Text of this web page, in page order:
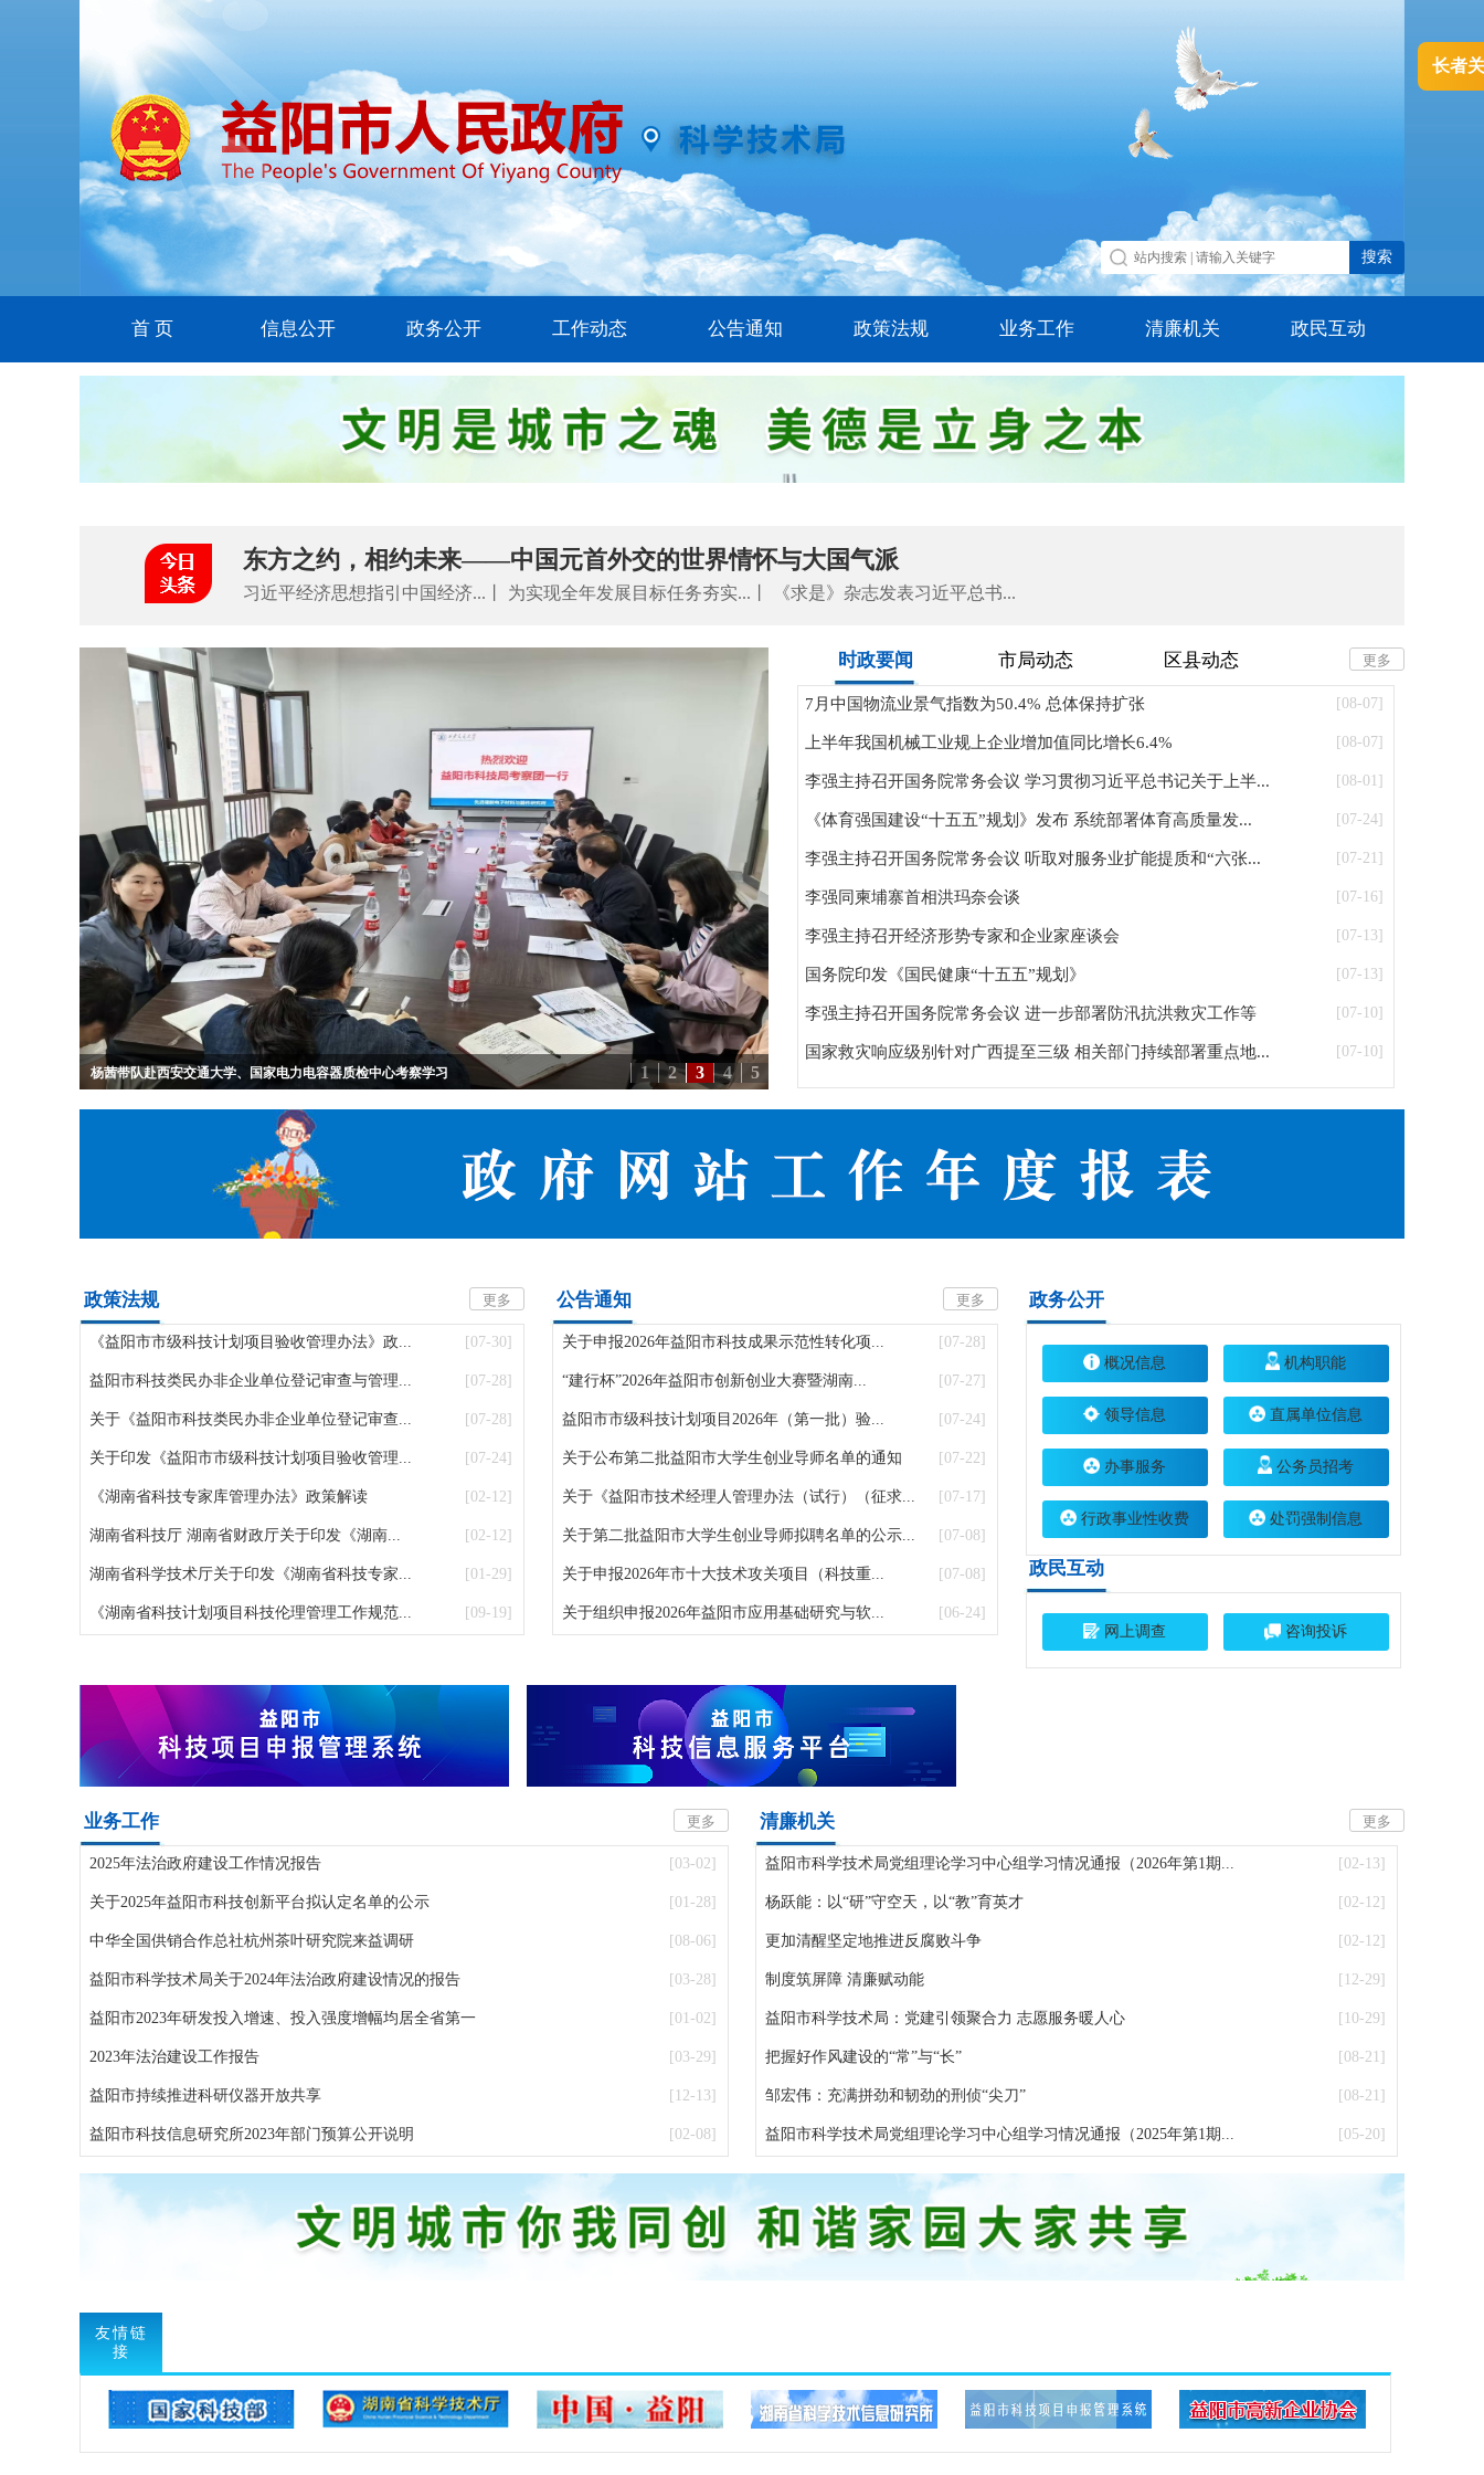
长者
首 页 信息公开 政务公开 工作动态 公告通知 政策法规 业务工作 清廉机关 政民互动
东方之约，相约未来——中国元首外交的世界情怀与大国气派
习近平经济思想指引中国经济... 为实现全年发展目标任务夯实... 《求是》杂志发表习近平总书...
1 2 3 4 5
杨茜带队赴西安交通大学、国家电力电容器质检中心考察学习
更多
时政要闻 市局动态 区县动态
7月中国物流业景气指数为50.4% 总体保持扩张 [08-07]
上半年我国机械工业规上企业增加值同比增长6.4% [08-07]
李强主持召开国务院常务会议 学习贯彻习近平总书记关于上半... [08-01]
《体育强国建设“十五五”规划》发布 系统部署体育高质量发... [07-24]
李强主持召开国务院常务会议 听取对服务业扩能提质和“六张... [07-21]
李强同柬埔寨首相洪玛奈会谈 [07-16]
李强主持召开经济形势专家和企业家座谈会 [07-13]
国务院印发《国民健康“十五五”规划》 [07-13]
李强主持召开国务院常务会议 进一步部署防汛抗洪救灾工作等 [07-10]
国家救灾响应级别针对广西提至三级 相关部门持续部署重点地... [07-10]
更多
政策法规
《益阳市市级科技计划项目验收管理办法》政... [07-30]
益阳市科技类民办非企业单位登记审查与管理... [07-28]
关于《益阳市科技类民办非企业单位登记审查... [07-28]
关于印发《益阳市市级科技计划项目验收管理... [07-24]
《湖南省科技专家库管理办法》政策解读 [02-12]
湖南省科技厅 湖南省财政厅关于印发《湖南... [02-12]
湖南省科学技术厅关于印发《湖南省科技专家... [01-29]
《湖南省科技计划项目科技伦理管理工作规范... [09-19]
更多
公告通知
关于申报2026年益阳市科技成果示范性转化项... [07-28]
“建行杯”2026年益阳市创新创业大赛暨湖南... [07-27]
益阳市市级科技计划项目2026年（第一批）验... [07-24]
关于公布第二批益阳市大学生创业导师名单的通知 [07-22]
关于《益阳市技术经理人管理办法（试行）（征求... [07-17]
关于第二批益阳市大学生创业导师拟聘名单的公示... [07-08]
关于申报2026年市十大技术攻关项目（科技重... [07-08]
关于组织申报2026年益阳市应用基础研究与软... [06-24]
政务公开
概况信息 机构职能
领导信息 直属单位信息
办事服务 公务员招考
行政事业性收费 处罚强制信息
政民互动
网上调查 咨询投诉
更多
业务工作
2025年法治政府建设工作情况报告 [03-02]
关于2025年益阳市科技创新平台拟认定名单的公示 [01-28]
中华全国供销合作总社杭州茶叶研究院来益调研 [08-06]
益阳市科学技术局关于2024年法治政府建设情况的报告 [03-28]
益阳市2023年研发投入增速、投入强度增幅均居全省第一 [01-02]
2023年法治建设工作报告 [03-29]
益阳市持续推进科研仪器开放共享 [12-13]
益阳市科技信息研究所2023年部门预算公开说明 [02-08]
更多
清廉机关
益阳市科学技术局党组理论学习中心组学习情况通报（2026年第1期... [02-13]
杨跃能：以“研”守空天，以“教”育英才 [02-12]
更加清醒坚定地推进反腐败斗争 [02-12]
制度筑屏障 清廉赋动能​ [12-29]
益阳市科学技术局：党建引领聚合力 志愿服务暖人心 [10-29]
把握好作风建设的“常”与“长” [08-21]
邹宏伟：充满拼劲和韧劲的刑侦“尖刀” [08-21]
益阳市科学技术局党组理论学习中心组学习情况通报（2025年第1期... [05-20]
友情链
接